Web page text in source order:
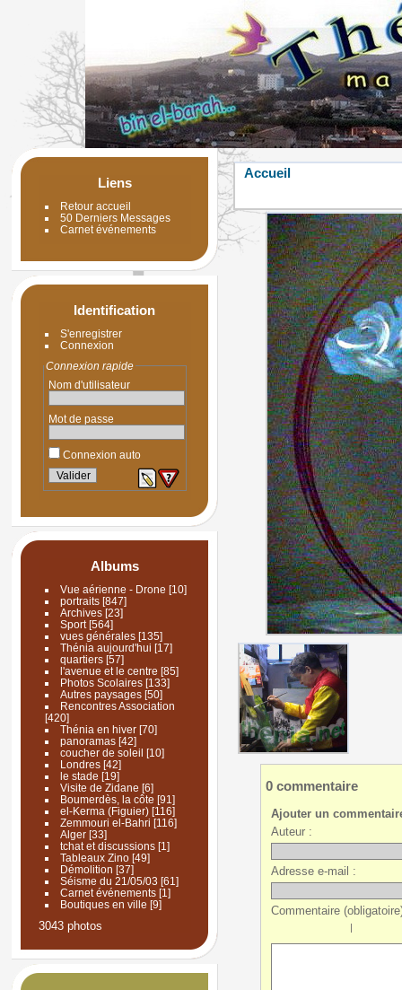
Liens
Retour accueil
50 Derniers Messages
Carnet événements
Identification
S'enregistrer
Connexion
Connexion rapide
Nom d'utilisateur
Mot de passe
Connexion auto
Albums
Vue aérienne - Drone [10]
portraits[847]
Archives [23]
Sport[564]
vues générales[135]
Thénia aujourd'hui [17]
quartiers[57]
l'avenue et le centre [85]
Photos Scolaires[133]
Autres paysages[50]
Rencontres Association
[420]
Thénia en hiver[70]
panoramas[42]
coucher de soleil [10]
Londres[42]
le stade [19]
Visite de Zidane [6]
Boumerdès, la côte [91]
el-Kerma (Figuier)[116]
Zemmouri el-Bahri [116]
Alger[33]
tchat et discussions[1]
Tableaux Zino[49]
Démolition [37]
Séisme du 21/05/03 [61]
Carnet événements[1]
Boutiques en ville [9]
3043 photos
Accueil
0 commentaire
Ajouter un
Auteur :
Adresse e-mail :
Commentaire
|